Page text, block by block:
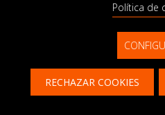
info@lksnext.com
Aviso legal
Política de cookies
Política de
RECHAZAR COOKIES